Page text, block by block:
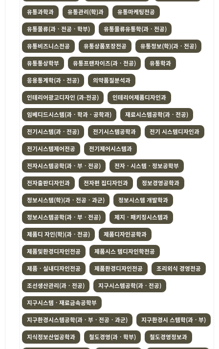
유통과학과
유통관리(학)과
유통마케팅전공
유통물류(과ㆍ전공ㆍ학부)
유통물류유통학(과ㆍ전공)
유통비즈니스전공
유통상품포장전공
유통정보(학)(과ㆍ전공)
유통통상학부
유통프랜차이즈(과ㆍ전공)
유통학과
응용통계학(과ㆍ전공)
의약품질분석과
인테리어광고디자인 (과·전공)
인테리어제품디자인과
임베디드시스템(과ㆍ학과ㆍ공학과)
재료시스템공학(과ㆍ전공)
전기시스템(과ㆍ전공)
전기시스템공학과
전기 시스템디자인과
전기시스템제어전공
전기제어시스템과
전자시스템공학(과ㆍ부ㆍ전공)
전자ㆍ시스템ㆍ정보공학부
전자출판디자인과
전자편 집디자인과
정보경영공학과
정보시스템(학)(과ㆍ전공ㆍ과군)
정보시스템 개발학과
정보시스템공학(과ㆍ부ㆍ전공)
제지ㆍ패키징시스템과
제품디 자인(학)(과ㆍ전공)
제품디자인공학과
제품및환경디자인전공
제품시스 템디자인학전공
제품ㆍ실내디자인전공
제품환경디자인전공
조리외식 경영전공
조선생산관리(과ㆍ전공)
지구시스템공학(과ㆍ전공)
지구시스템ㆍ재료금속공학부
지구환경시스템공학(과ㆍ부ㆍ전공ㆍ과군)
지구환경시 스템학(과ㆍ부)
지식정보산업공학과
철도경영(과ㆍ학부)
철도경영정보과